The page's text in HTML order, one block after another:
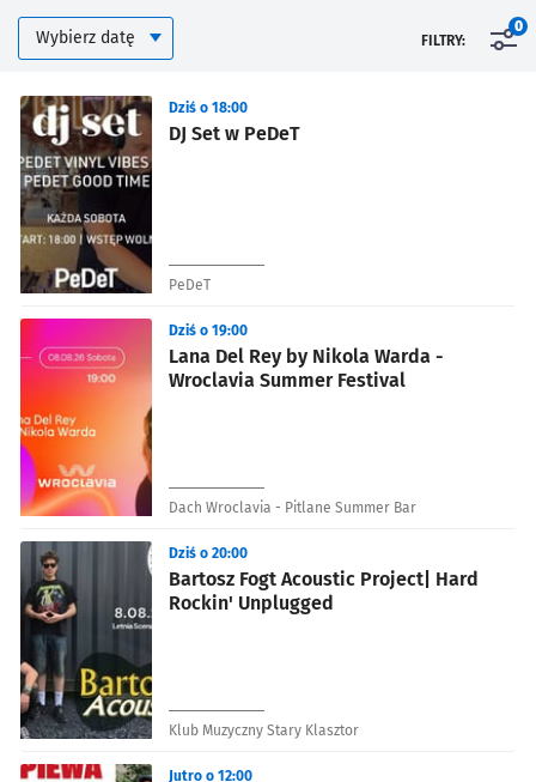
Kalendarium
Wybierz datę FILTRY:
0
DJ Set w PeDeT
Dziś o 18:00
PeDeT
Lana Del Rey by Nikola Warda -
Wroclavia Summer Festival
Dziś o 19:00
Dach Wroclavia - Pitlane Summer Bar
Bartosz Fogt Acoustic Project| Hard
Rockin' Unplugged
Dziś o 20:00
Klub Muzyczny Stary Klasztor
Jutro o 12:00